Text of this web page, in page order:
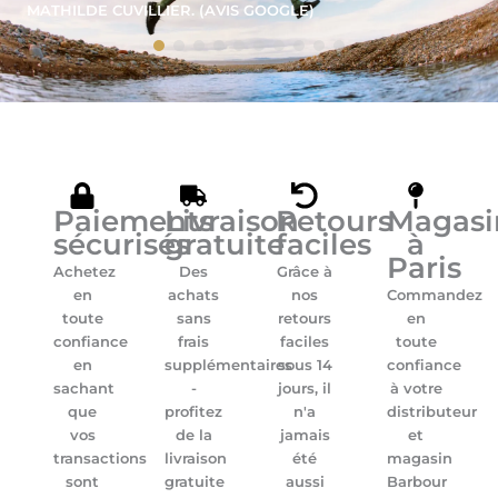
SYLVAIN CONTRI (AVIS GOOGLE)
Paiements
sécurisés
Achetez
en
toute
confiance
en
sachant
que
vos
transactions
sont
Livraison
gratuite
Des
achats
sans
frais
supplémentaires
-
profitez
de la
livraison
gratuite
Retours
faciles
Grâce à
nos
retours
faciles
sous 14
jours, il
n'a
jamais
été
aussi
à
Paris
Commandez
en
toute
confiance
à votre
distributeur
et
magasin
Barbour